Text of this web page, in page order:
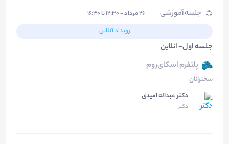
جلسه آموزشی
۲۶ مرداد - ۱۲:۳۰ تا ۱۶:۳۰
رویداد آنلاین
جلسه اول- انلاین
پلتفرم اسکای‌روم
سخنرانان
دکتر عبداله امیدی
دکتر